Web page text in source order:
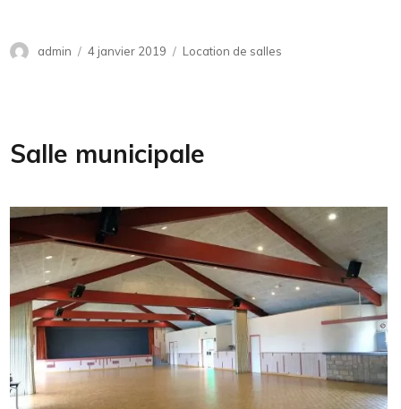
Publié
4 janvier 2019
Salle municipale